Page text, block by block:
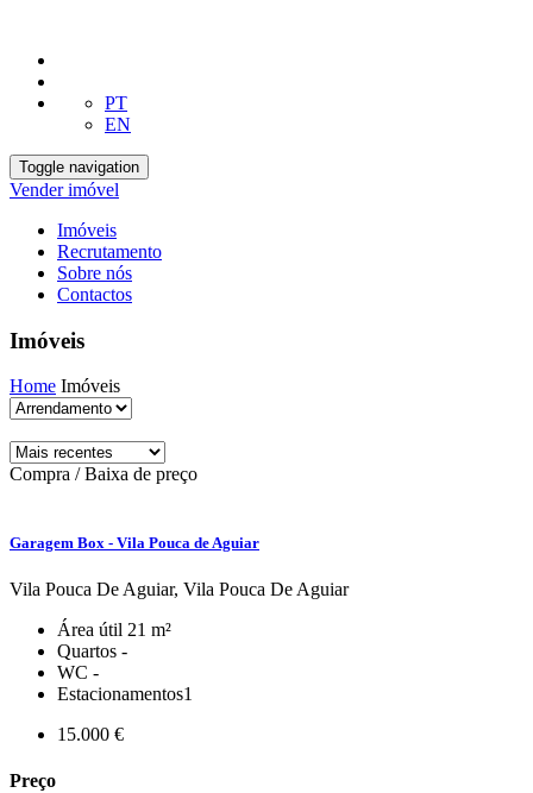
PT
EN
Toggle navigation
Vender imóvel
Imóveis
Recrutamento
Sobre nós
Contactos
Imóveis
Home Imóveis
Compra / Baixa de preço
Garagem Box - Vila Pouca de Aguiar
Vila Pouca De Aguiar, Vila Pouca De Aguiar
Área útil 21 m²
Quartos -
WC -
Estacionamentos1
15.000 €
Preço